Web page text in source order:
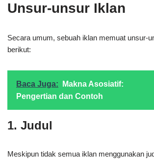
Unsur-unsur Iklan
Secara umum, sebuah iklan memuat unsur-
berikut:
Baca Juga:
Makna Asosiatif:
Pengertian dan Contoh
1. Judul
Meskipun tidak semua iklan menggunakan